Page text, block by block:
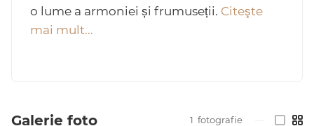
o lume a armoniei și frumuseții. Citeşte
mai mult...
Galerie foto 1 fotografie